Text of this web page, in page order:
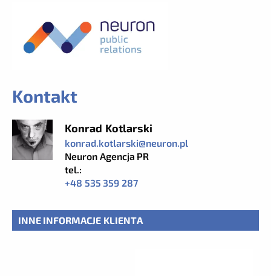
Kontakt
Konrad Kotlarski
konrad.kotlarski@neuron.pl
Neuron Agencja PR
tel.:
+48 535 359 287
INNE INFORMACJE KLIENTA